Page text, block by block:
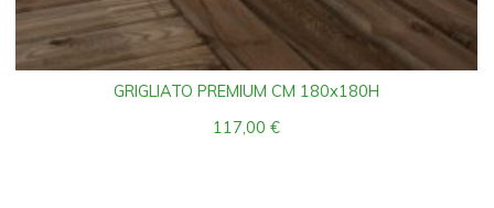
GRIGLIATO PREMIUM CM 180x180H
117,00€